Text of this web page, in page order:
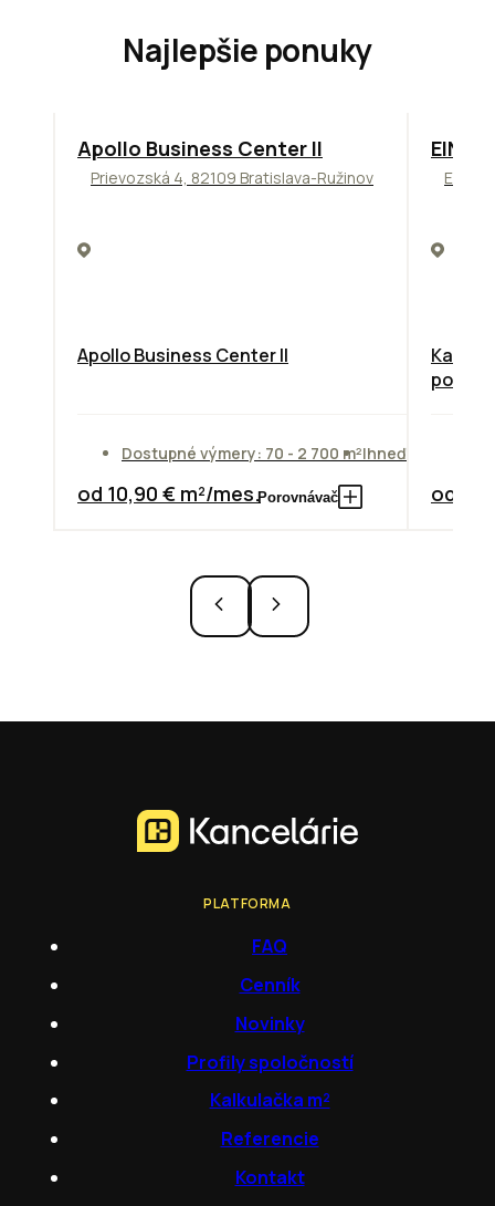
Najlepšie ponuky
TOP NOVINKA ODPORÚČAME
Apollo Business Center II
Prievozská 4, 82109 Bratislava-Ružinov
Apollo Business Center II
Dostupné výmery: 70 - 2 700 m²Ihneď
od 10,90 € m²/mes.Porovnávač
TOP
od
PLATFORMA
FAQ
Cenník
Novinky
Profily spoločností
Kalkulačka m²
Referencie
Kontakt